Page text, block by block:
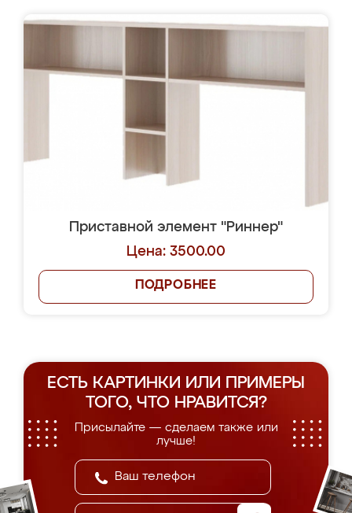
Приставной элемент "Риннер"
Цена: 3500.00
ПОДРОБНЕЕ
ЕСТЬ КАРТИНКИ ИЛИ ПРИМЕРЫ
ТОГО, ЧТО НРАВИТСЯ?
Присылайте — сделаем также или
лучше!